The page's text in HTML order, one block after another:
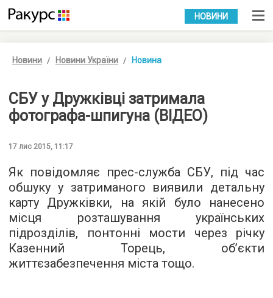
УКР РУС
НОВИНИ
Новини Новини України Новина
СБУ у Дружківці затримала
фотографа-шпигуна (ВІДЕО)
17 лис 2015, 11:17
Як повідомляє прес-служба СБУ, під час
обшуку у затриманого виявили детальну
карту Дружківки, на якій було нанесено
місця розташування українських
підрозділів, понтонні мости через річку
Казенний Торець, об’єкти
життєзабезпечення міста тощо.